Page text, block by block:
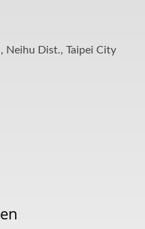
Neihu Dist., Taipei City